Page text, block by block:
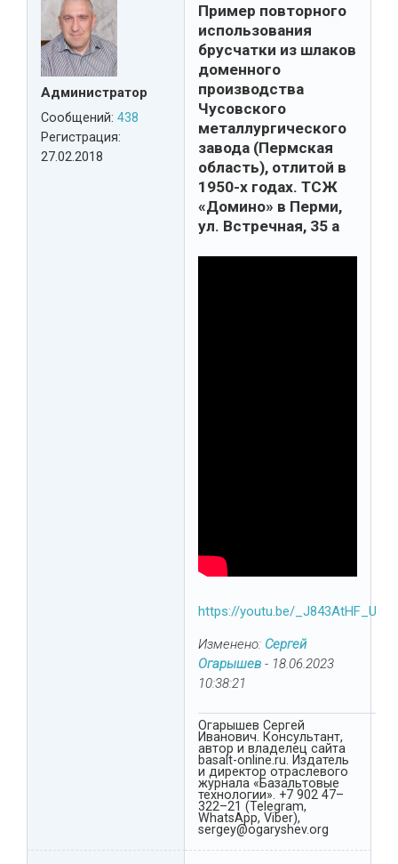
Администратор
Сообщений: 438
Регистрация:
27.02.2018
Пример повторного
использования
брусчатки из шлаков
доменного
производства
Чусовского
металлургического
завода (Пермская
область), отлитой в
1950-х годах. ТСЖ
«Домино» в Перми,
ул. Встречная, 35 а
https://youtu.be/_J843AtHF_U
Изменено: Сергей
Огарышев - 18.06.2023
10:38:21
Огарышев Сергей
Иванович. Консультант,
автор и владелец сайта
basalt-online.ru. Издатель
и директор отраслевого
журнала «Базальтовые
технологии». +7 902 47–
322–21 (Telegram,
WhatsApp, Viber),
sergey@ogaryshev.org